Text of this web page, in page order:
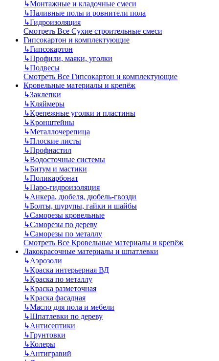
↳Монтажные и кладочные смеси
↳Наливные полы и ровнители пола
↳Гидроизоляция
Смотреть Все Сухие строительные смеси
Гипсокартон и комплектующие
↳Гипсокартон
↳Профили, маяки, уголки
↳Подвесы
Смотреть Все Гипсокартон и комплектующие
Кровельные материалы и крепёж
↳Заклепки
↳Кляймеры
↳Крепежные уголки и пластины
↳Кронштейны
↳Металлочерепица
↳Плоские листы
↳Профнастил
↳Водосточные системы
↳Битум и мастики
↳Поликарбонат
↳Паро-гидроизоляция
↳Анкера, дюбеля, дюбель-гвозди
↳Болты, шурупы, гайки и шайбы
↳Саморезы кровельные
↳Саморезы по дереву
↳Саморезы по металлу
Смотреть Все Кровельные материалы и крепёж
Лакокрасочные материалы и шпатлевки
↳Аэрозоли
↳Краска интерьерная ВД
↳Краска по металлу
↳Краска разметочная
↳Краска фасадная
↳Масло для пола и мебели
↳Шпатлевки по дереву
↳Антисептики
↳Грунтовки
↳Колеры
↳Антигравий